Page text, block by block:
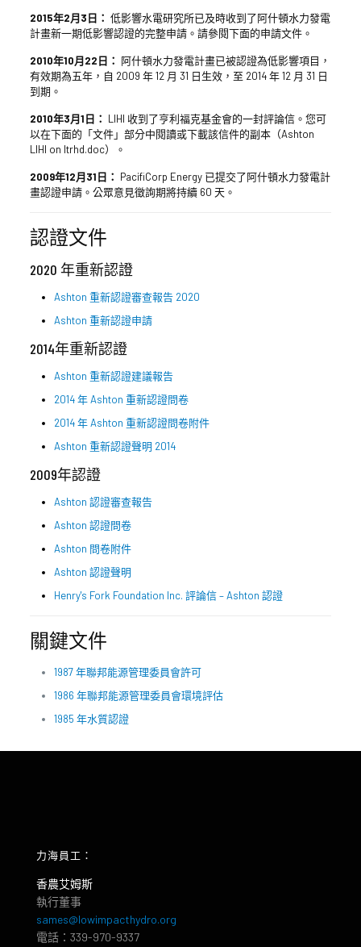
2015年2月3日： 低影響水電研究所已及時收到了阿什頓水力發電
計畫新一期低影響認證的完整申請。請參閱下面的申請文件。
2010年10月22日： 阿什頓水力發電計畫已被認證為低影響項目，
有效期為五年，自 2009 年 12 月 31 日生效，至 2014 年 12 月 31 日
到期。
2010年3月1日： LIHI 收到了亨利福克基金會的一封評論信。您可
以在下面的「文件」部分中閱讀或下載該信件的副本（Ashton
LIHI on ltrhd.doc）。
2009年12月31日： PacifiCorp Energy 已提交了阿什頓水力發電計
畫認證申請。公眾意見徵詢期將持續 60 天。
認證文件
2020 年重新認證
Ashton 重新認證審查報告 2020
Ashton 重新認證申請
2014年重新認證
Ashton 重新認證建議報告
2014 年 Ashton 重新認證問卷
2014 年 Ashton 重新認證問卷附件
Ashton 重新認證聲明 2014
2009年認證
Ashton 認證審查報告
Ashton 認證問卷
Ashton 問卷附件
Ashton 認證聲明
Henry's Fork Foundation Inc. 評論信 – Ashton 認證
關鍵文件
1987 年聯邦能源管理委員會許可
1986 年聯邦能源管理委員會環境評估
1985 年水質認證
力海員工：
香農艾姆斯
執行董事
sames@lowimpacthydro.org
電話：339-970-9337